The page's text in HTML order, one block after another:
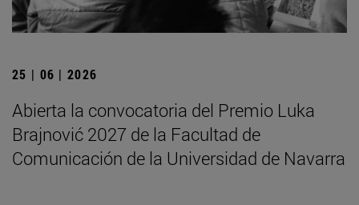
25 | 06 | 2026
Abierta la convocatoria del Premio Luka
Brajnović 2027 de la Facultad de
Comunicación de la Universidad de Navarra